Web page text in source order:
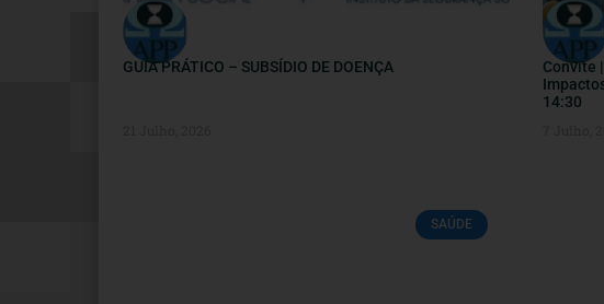
GUIA PRÁTICO – SUBSÍDIO DE DOENÇA
Convite
14:30
SAÚDE